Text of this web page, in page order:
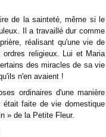
de la sainteté, même si le
Il a travaillé dur comme
réalisant qu'une vie de
religieux. Lui et Maria
des miracles de sa vie
n'en avaient !
ordinaires d'une manière
était faite de vie domestique
» de la Petite Fleur.